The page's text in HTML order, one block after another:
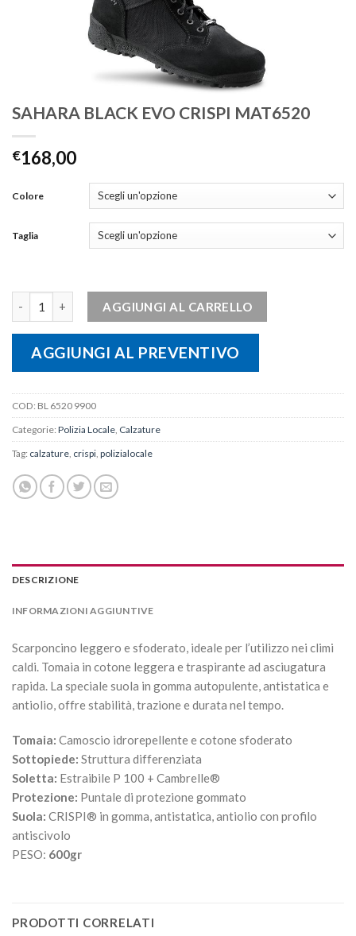
SAHARA BLACK EVO CRISPI MAT6520
€168,00
Colore
Taglia
AGGIUNGI AL CARRELLO
AGGIUNGI AL PREVENTIVO
COD: BL 6520 9900
Categorie: Polizia Locale Calzature
Tag: calzature crispi polizialocale
DESCRIZIONE
INFORMAZIONI AGGIUNTIVE
Scarponcino leggero e sfoderato, ideale per l’utilizzo nei climi
caldi. Tomaia in cotone leggera e traspirante ad asciugatura
rapida. La speciale suola in gomma autopulente, antistatica e
antiolio, offre stabilità, trazione e durata nel tempo.
Tomaia: Camoscio idrorepellente e cotone sfoderato
Sottopiede: Struttura differenziata
Soletta: Estraibile P 100 + Cambrelle®
Protezione: Puntale di protezione gommato
Suola: CRISPI® in gomma, antistatica, antiolio con profilo
antiscivolo
PESO: 600gr
PRODOTTI CORRELATI